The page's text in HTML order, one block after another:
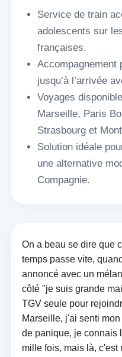
Service de train
adolescents sur
françaises.
Accompagnement
jusqu’à l’arrivée
Voyages
Marseille, Paris
Strasbourg et
Solution idéale
une alternative
Compagnie.
On a beau se dire que
temps passe vite,
annoncé avec un
côté "je suis grande
TGV seule pour
Marseille, j'ai senti
de panique, je connais
mille fois, mais là, c'est